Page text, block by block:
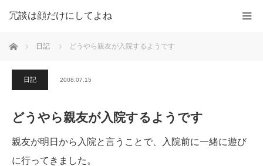
冗談は顔だけにしてよね
ホーム 日記 どうやら親友が入院するようです
日記 2008.07.15
どうやら親友が入院するようです
親友が明日から入院と言うことで、入院前に一緒に遊び
に行ってきました。